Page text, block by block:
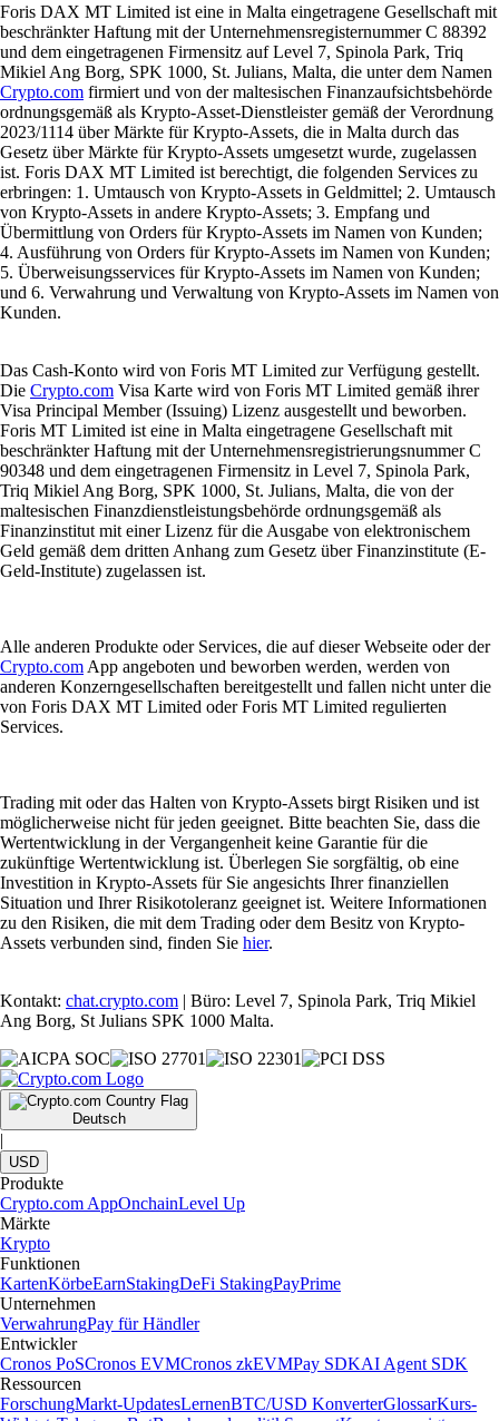
Foris DAX MT Limited ist eine in Malta eingetragene Gesellschaft mit
beschränkter Haftung mit der Unternehmensregisternummer C 88392
und dem eingetragenen Firmensitz auf Level 7, Spinola Park, Triq
Mikiel Ang Borg, SPK 1000, St. Julians, Malta, die unter dem Namen
Crypto.com firmiert und von der maltesischen Finanzaufsichtsbehörde
ordnungsgemäß als Krypto-Asset-Dienstleister gemäß der Verordnung
2023/1114 über Märkte für Krypto-Assets, die in Malta durch das
Gesetz über Märkte für Krypto-Assets umgesetzt wurde, zugelassen
ist. Foris DAX MT Limited ist berechtigt, die folgenden Services zu
erbringen: 1. Umtausch von Krypto-Assets in Geldmittel; 2. Umtausch
von Krypto-Assets in andere Krypto-Assets; 3. Empfang und
Übermittlung von Orders für Krypto-Assets im Namen von Kunden;
4. Ausführung von Orders für Krypto-Assets im Namen von Kunden;
5. Überweisungsservices für Krypto-Assets im Namen von Kunden;
und 6. Verwahrung und Verwaltung von Krypto-Assets im Namen von
Kunden.
Das Cash-Konto wird von Foris MT Limited zur Verfügung gestellt.
Die Crypto.com Visa Karte wird von Foris MT Limited gemäß ihrer
Visa Principal Member (Issuing) Lizenz ausgestellt und beworben.
Foris MT Limited ist eine in Malta eingetragene Gesellschaft mit
beschränkter Haftung mit der Unternehmensregistrierungsnummer C
90348 und dem eingetragenen Firmensitz in Level 7, Spinola Park,
Triq Mikiel Ang Borg, SPK 1000, St. Julians, Malta, die von der
maltesischen Finanzdienstleistungsbehörde ordnungsgemäß als
Finanzinstitut mit einer Lizenz für die Ausgabe von elektronischem
Geld gemäß dem dritten Anhang zum Gesetz über Finanzinstitute (E-
Geld-Institute) zugelassen ist.
Alle anderen Produkte oder Services, die auf dieser Webseite oder der
Crypto.com App angeboten und beworben werden, werden von
anderen Konzerngesellschaften bereitgestellt und fallen nicht unter die
von Foris DAX MT Limited oder Foris MT Limited regulierten
Services.
Trading mit oder das Halten von Krypto-Assets birgt Risiken und ist
möglicherweise nicht für jeden geeignet. Bitte beachten Sie, dass die
Wertentwicklung in der Vergangenheit keine Garantie für die
zukünftige Wertentwicklung ist. Überlegen Sie sorgfältig, ob eine
Investition in Krypto-Assets für Sie angesichts Ihrer finanziellen
Situation und Ihrer Risikotoleranz geeignet ist. Weitere Informationen
zu den Risiken, die mit dem Trading oder dem Besitz von Krypto-
Assets verbunden sind, finden Sie hier.
Kontakt: chat.crypto.com | Büro: Level 7, Spinola Park, Triq Mikiel
Ang Borg, St Julians SPK 1000 Malta.
Deutsch
|
USD
Produkte
Crypto.com AppOnchainLevel Up
Märkte
Krypto
Funktionen
KartenKörbeEarnStakingDeFi StakingPayPrime
Unternehmen
VerwahrungPay für Händler
Entwickler
Cronos PoSCronos EVMCronos zkEVMPay SDKAI Agent SDK
Ressourcen
ForschungMarkt-UpdatesLernenBTC/USD KonverterGlossarKurs-